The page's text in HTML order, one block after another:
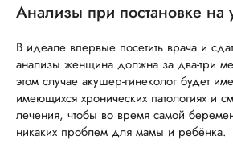
Анализы при постановке на
В идеале впервые посетить врача и
анализы женщина должна за два-три
этом случае акушер-гинеколог будет
имеющихся хронических патологиях и
лечения, чтобы во время самой
никаких проблем для мамы и ребёнка.